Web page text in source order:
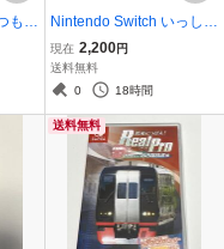
ん
け
Nintendo Switch いっしょ
にあたまのストレッチ や
わらかあたま塾 ソフトの
み
現在 2,200円
送料無料
0
18時間
送料無料